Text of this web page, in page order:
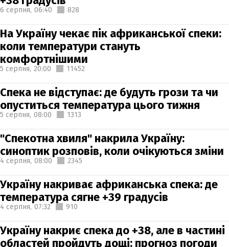
6 серпня, 06:40 828
На Україну чекає пік африканської спеки:
коли температури стануть
комфортнішими
5 серпня, 20:00 11452
Спека не відступає: де будуть грози та чи
опуститься температура цього тижня
5 серпня, 08:00 1313
"Спекотна хвиля" накрила Україну:
синоптик розповів, коли очікуються зміни
4 серпня, 08:00 2345
Україну накриває африканська спека: де
температура сягне +39 градусів
4 серпня, 07:32 910
Україну накриє спека до +38, але в частині
областей пройдуть дощі: прогноз погоди